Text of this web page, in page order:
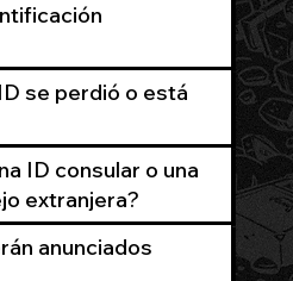
se perdió o está
ID consular o una
extranjera?
anunciados